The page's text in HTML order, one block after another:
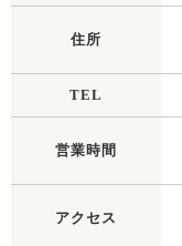
住所
TEL
営業時間
アクセス